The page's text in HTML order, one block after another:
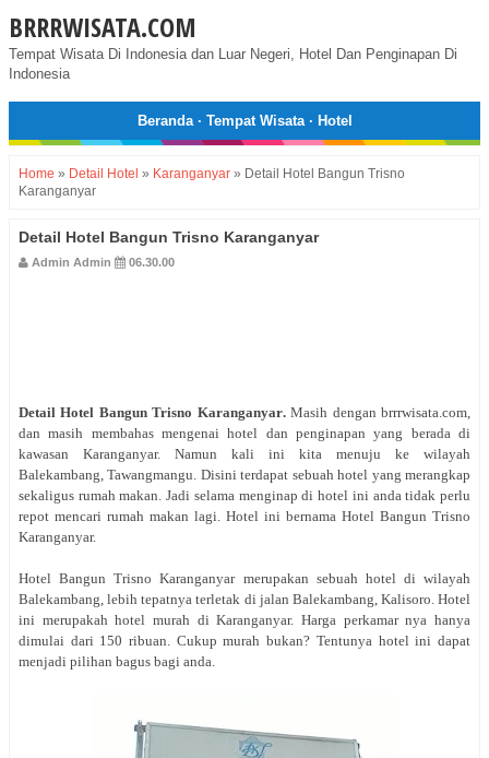
BRRRWISATA.COM
Tempat Wisata Di Indonesia dan Luar Negeri, Hotel Dan Penginapan Di
Indonesia
Beranda· Tempat Wisata· Hotel
Home » Detail Hotel » Karanganyar » Detail Hotel Bangun Trisno
Karanganyar
Detail Hotel Bangun Trisno Karanganyar
Admin Admin 06.30.00
Detail Hotel Bangun Trisno Karanganyar.Masih dengan brrrwisata.com,
dan masih membahas mengenai hotel dan penginapan yang berada di
kawasan Karanganyar. Namun kali ini kita menuju ke wilayah
Balekambang, Tawangmangu. Disini terdapat sebuah hotel yang merangkap
sekaligus rumah makan. Jadi selama menginap di hotel ini anda tidak perlu
repot mencari rumah makan lagi. Hotel ini bernama Hotel Bangun Trisno
Karanganyar.
Hotel Bangun Trisno Karanganyar merupakan sebuah hotel di wilayah
Balekambang, lebih tepatnya terletak di jalan Balekambang, Kalisoro. Hotel
ini merupakah hotel murah di Karanganyar. Harga perkamar nya hanya
dimulai dari 150 ribuan. Cukup murah bukan? Tentunya hotel ini dapat
menjadi pilihan bagus bagi anda.